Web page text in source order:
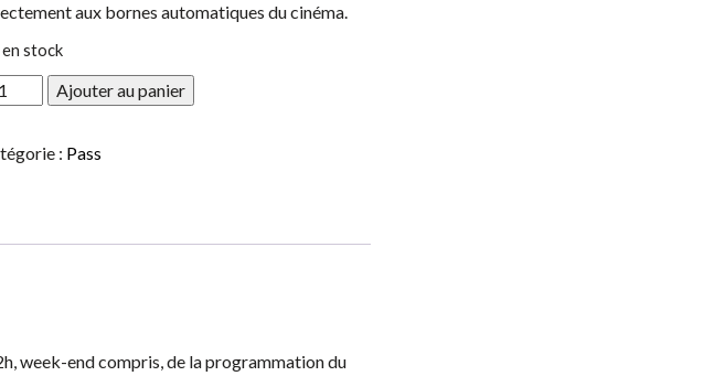
aux bornes automatiques du cinéma.
stock
Ajouter au panier
: Pass
week-end compris, de la programmation du